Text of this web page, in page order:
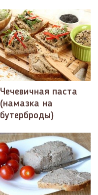
Чечевичная паста
(намазка на
бутерброды)